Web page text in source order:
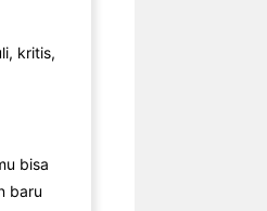
kritis,
bisa
baru